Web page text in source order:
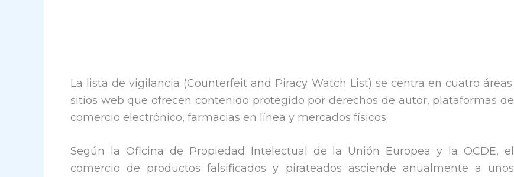
La lista de vigilancia (Counterfeit and Piracy Watch List) se centra en cuatro áreas:
sitios web que ofrecen contenido protegido por derechos de autor, plataformas de
comercio electrónico, farmacias en línea y mercados físicos.
Según la Oficina de Propiedad Intelectual de la Unión Europea y la OCDE, el
comercio de productos falsificados y pirateados asciende anualmente a unos